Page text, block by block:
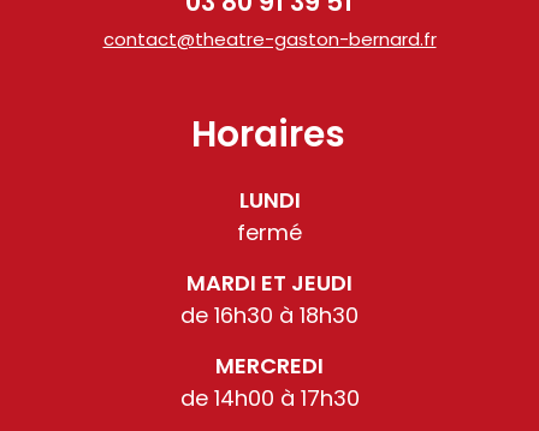
contact@theatre-gaston-bernard.fr
Horaires
LUNDI
fermé
MARDI ET JEUDI
de 16h30 à 18h30
MERCREDI
de 14h00 à 17h30